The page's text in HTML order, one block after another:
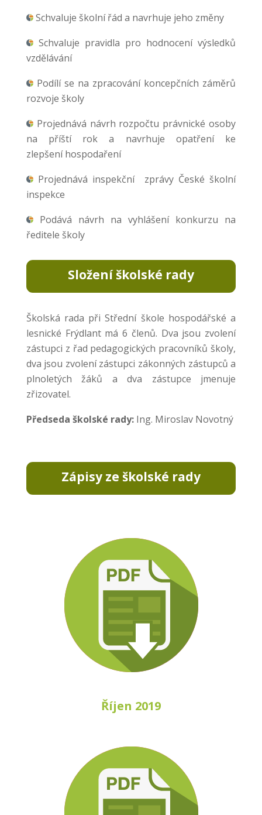
Schvaluje školní řád a navrhuje jeho změny
Schvaluje pravidla pro hodnocení výsledků
vzdělávání
Podílí se na zpracování koncepčních záměrů
rozvoje školy
Projednává návrh rozpočtu právnické osoby
na příští rok a navrhuje opatření ke
zlepšení hospodaření
Projednává inspekční zprávy České školní
inspekce
Podává návrh na vyhlášení konkurzu na
ředitele školy
Složení školské rady
Školská rada při Střední škole hospodářské a
lesnické Frýdlant má 6 členů. Dva jsou zvolení
zástupci z řad pedagogických pracovníků školy,
dva jsou zvolení zástupci zákonných zástupců a
plnoletých žáků a dva zástupce jmenuje
zřizovatel.
Předseda školské rady:Ing. Miroslav Novotný
Zápisy ze školské rady
Říjen 2019